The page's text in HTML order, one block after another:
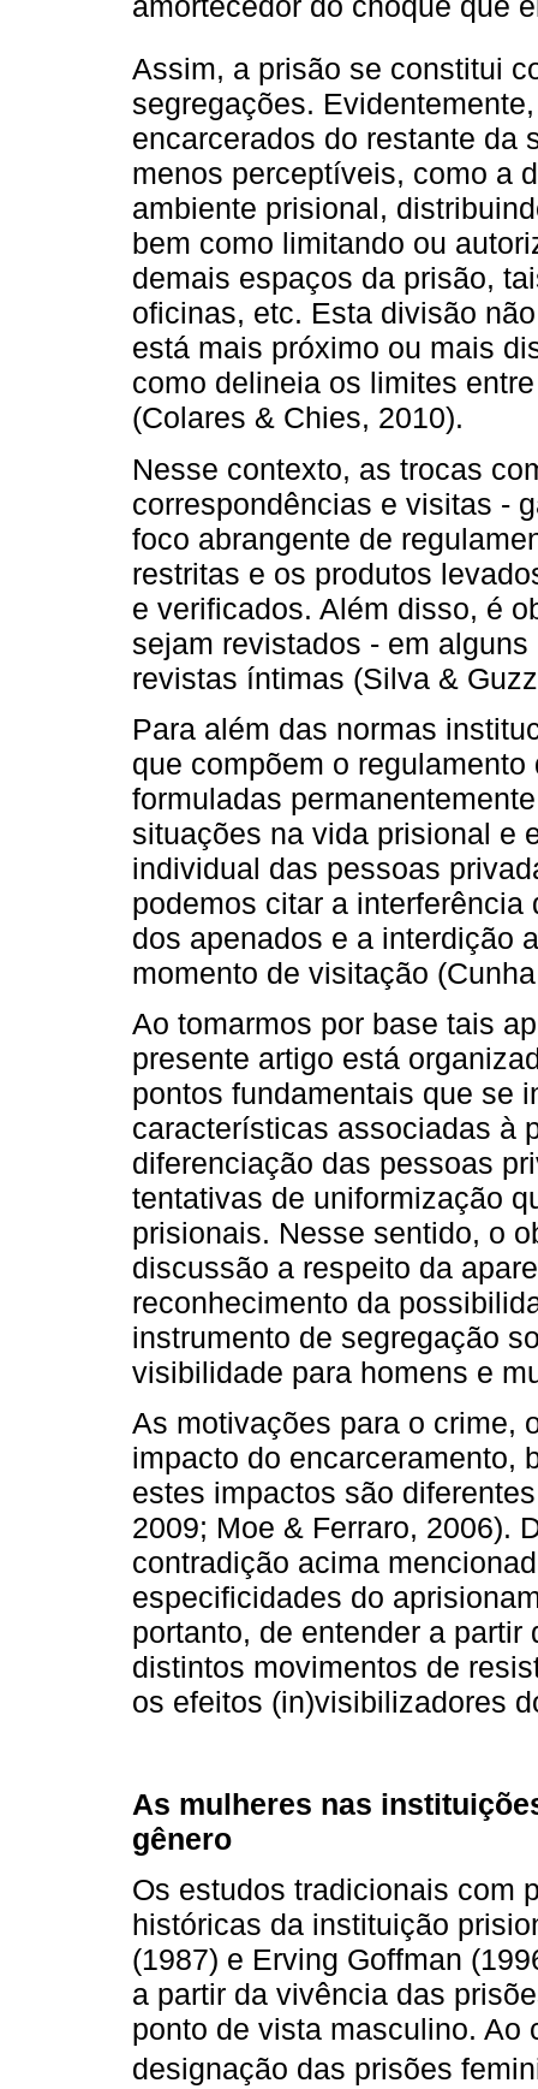
Assim, a prisão se constitui
segregações.
encarcerados do restante da
menos perceptíveis, como a
ambiente prisional,
bem como limitando ou
demais espaços da prisão,
oficinas, etc. Esta divisão
está mais próximo ou mais
como delineia os limites
(Colares & Chies, 2010).
Nesse contexto, as trocas
correspondências e visitas -
foco abrangente de
restritas e os produtos
e verificados. Além disso, é
sejam revistados - em
revistas íntimas (Silva &
Para além das normas
que compõem o
formuladas
situações na vida prisional e
individual das pessoas
podemos citar a
dos apenados e a interdição
momento de visitação
Ao tomarmos por base tais
presente artigo está
pontos fundamentais que se
características associadas à
diferenciação das pessoas
tentativas de uniformização
prisionais. Nesse sentido, o
discussão a respeito da
reconhecimento da
instrumento de segregação
visibilidade para homens e
As motivações para o crime,
impacto do encarceramento,
estes impactos são
2009; Moe & Ferraro, 2006).
contradição acima
especificidades do
portanto, de entender a
distintos movimentos de
os efeitos (in)visibilizadores
As mulheres nas
gênero
Os estudos tradicionais com
históricas da instituição
(1987) e Erving Goffman
a partir da vivência das
ponto de vista masculino. Ao
designação das prisões